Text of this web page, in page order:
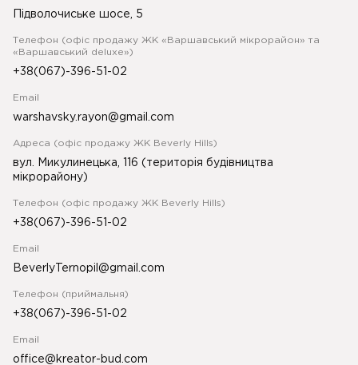
Підволочиське шосе, 5
Телефон (офіс продажу ЖК «Варшавський мікрорайон» та
«Варшавський deluxe»)
+38(067)-396-51-02
Email
warshavsky.rayon@gmail.com
Адреса (офіс продажу ЖК Beverly Hills)
вул. Микулинецька, 116 (територія будівництва
мікрорайону)
Телефон (офіс продажу ЖК Beverly Hills)
+38(067)-396-51-02
Email
BeverlyTernopil@gmail.com
Телефон (приймальня)
+38(067)-396-51-02
Email
office@kreator-bud.com